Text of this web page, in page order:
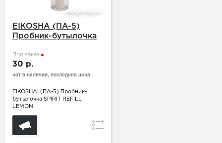
EIKOSHA (ПA-5)
Пробник-бутылочка
Под заказ
30 р.
нет в наличии, последняя цена
EIKOSHA| (ПA-5) Пробник-
бутылочка SPIRIT REFILL
LEMON
Сравнение